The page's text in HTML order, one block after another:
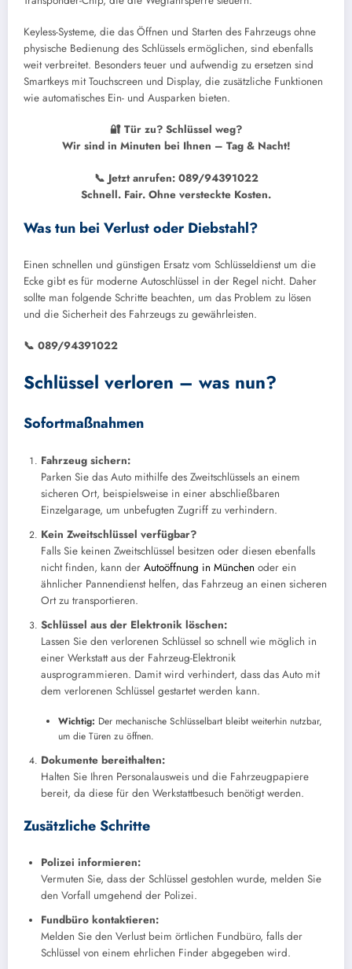
Keyless-Systeme, die das Öffnen und Starten des Fahrzeugs ohne
physische Bedienung des Schlüssels ermöglichen, sind ebenfalls
weit verbreitet. Besonders teuer und aufwendig zu ersetzen sind
Smartkeys mit Touchscreen und Display, die zusätzliche Funktionen
wie automatisches Ein- und Ausparken bieten.
🔐 Tür zu? Schlüssel weg?
Wir sind in Minuten bei Ihnen – Tag & Nacht!
📞 Jetzt anrufen: 089/94391022
Schnell. Fair. Ohne versteckte Kosten.
Was tun bei Verlust oder Diebstahl?
Einen schnellen und günstigen Ersatz vom Schlüsseldienst um die
Ecke gibt es für moderne Autoschlüssel in der Regel nicht. Daher
sollte man folgende Schritte beachten, um das Problem zu lösen
und die Sicherheit des Fahrzeugs zu gewährleisten.
📞 089/94391022
Schlüssel verloren – was nun?
Sofortmaßnahmen
Fahrzeug sichern:
Parken Sie das Auto mithilfe des Zweitschlüssels an einem
sicheren Ort, beispielsweise in einer abschließbaren
Einzelgarage, um unbefugten Zugriff zu verhindern.
Kein Zweitschlüssel verfügbar?
Falls Sie keinen Zweitschlüssel besitzen oder diesen ebenfalls
nicht finden, kann der Autoöffnung in München oder ein
ähnlicher Pannendienst helfen, das Fahrzeug an einen sicheren
Ort zu transportieren.
Schlüssel aus der Elektronik löschen:
Lassen Sie den verlorenen Schlüssel so schnell wie möglich in
einer Werkstatt aus der Fahrzeug-Elektronik
ausprogrammieren. Damit wird verhindert, dass das Auto mit
dem verlorenen Schlüssel gestartet werden kann.
Wichtig: Der mechanische Schlüsselbart bleibt weiterhin nutzbar,
um die Türen zu öffnen.
Dokumente bereithalten:
Halten Sie Ihren Personalausweis und die Fahrzeugpapiere
bereit, da diese für den Werkstattbesuch benötigt werden.
Zusätzliche Schritte
Polizei informieren:
Vermuten Sie, dass der Schlüssel gestohlen wurde, melden Sie
den Vorfall umgehend der Polizei.
Fundbüro kontaktieren:
Melden Sie den Verlust beim örtlichen Fundbüro, falls der
Schlüssel von einem ehrlichen Finder abgegeben wird.